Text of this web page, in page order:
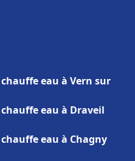
eau à Vern sur
eau à Draveil
eau à Chagny